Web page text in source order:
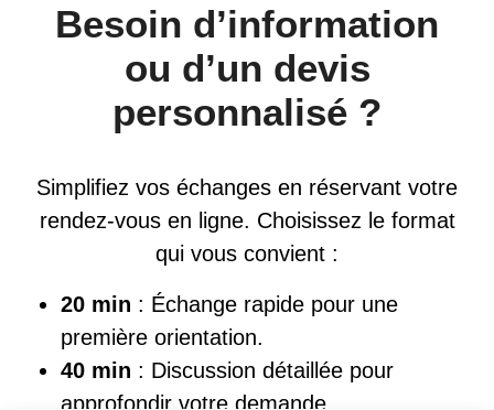
Besoin d’information
ou d’un devis
personnalisé ?
Simplifiez vos échanges en réservant votre
rendez-vous en ligne. Choisissez le format
qui vous convient :
20 min : Échange rapide pour une
première orientation.
40 min : Discussion détaillée pour
approfondir votre demande.